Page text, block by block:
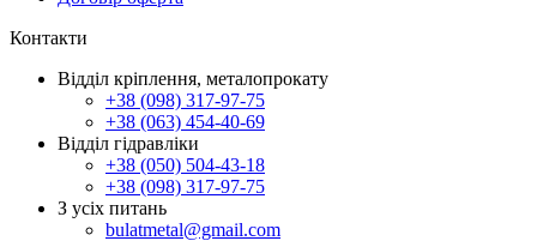
Контакти
Відділ кріплення, металопрокату
+38 (098) 317-97-75
+38 (063) 454-40-69
Відділ гідравліки
+38 (050) 504-43-18
+38 (098) 317-97-75
З усіх питань
bulatmetal@gmail.com